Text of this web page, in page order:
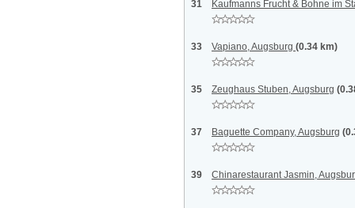
31 Kaufmanns Frucht & Bohne im
33 Vapiano, Augsburg (0.34 km)
35 Zeughaus Stuben, Augsburg
37 Baguette Company, Augsburg
39 Chinarestaurant Jasmin,